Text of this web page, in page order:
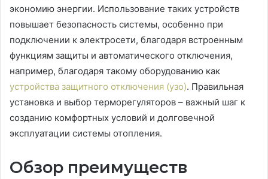
экономию энергии. Использование таких устройств
повышает безопасность системы, особенно при
подключении к электросети, благодаря встроенным
функциям защиты и автоматического отключения,
например, благодаря такому оборудованию как
устройства защитного отключения (узо). Правильная
установка и выбор терморегуляторов – важный шаг к
созданию комфортных условий и долговечной
эксплуатации системы отопления.
Обзор преимуществ